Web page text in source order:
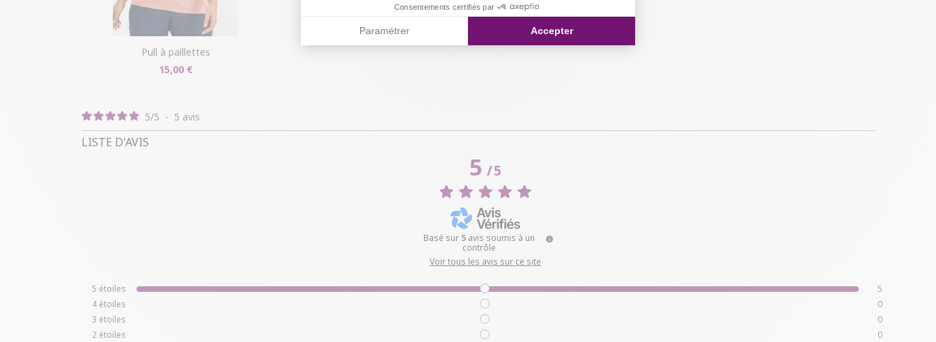
Consentements certifiés par
Paramétrer Accepter
pull à paillettes
15,00 €
5/5 - 5 avis
LISTE D'AVIS
5/5
Basé sur 5 avis soumis à un
contrôle
Voir tous les avis sur ce site
5 étoiles
5
4 étoiles
0
3 étoiles
0
2 étoiles
0